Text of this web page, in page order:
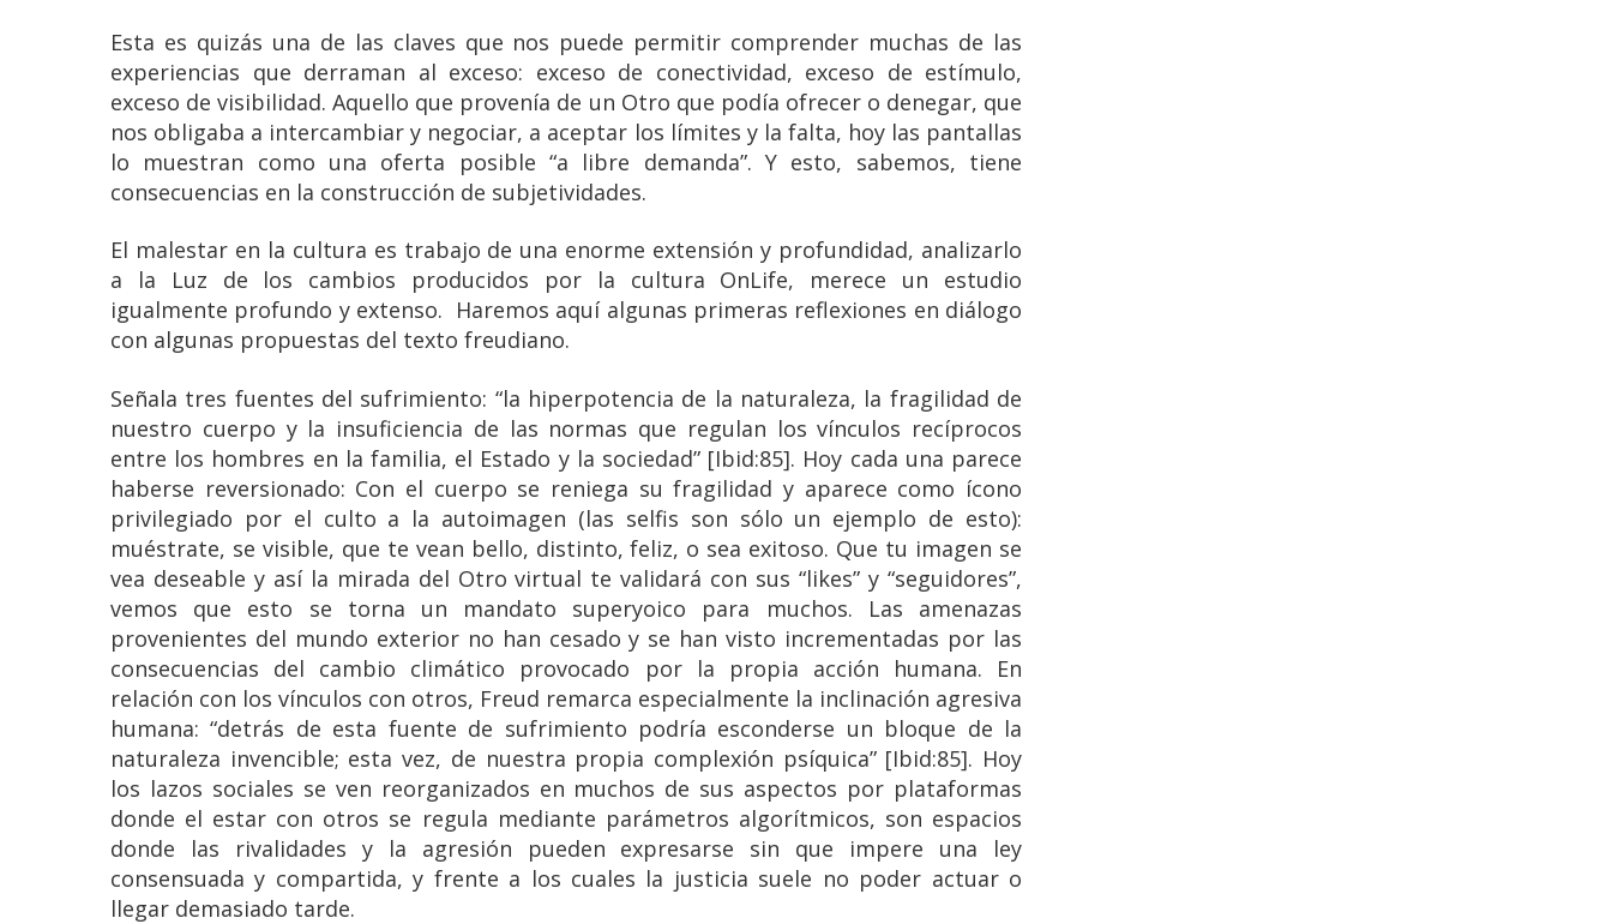
Esta es quizás una de las claves que nos puede permitir comprender muchas de las
experiencias que derraman al exceso: exceso de conectividad, exceso de estímulo,
exceso de visibilidad. Aquello que provenía de un Otro que podía ofrecer o denegar, que
nos obligaba a intercambiar y negociar, a aceptar los límites y la falta, hoy las pantallas
lo muestran como una oferta posible “a libre demanda”. Y esto, sabemos, tiene
consecuencias en la construcción de subjetividades.
El malestar en la cultura es trabajo de una enorme extensión y profundidad, analizarlo
a la Luz de los cambios producidos por la cultura OnLife, merece un estudio
igualmente profundo y extenso. Haremos aquí algunas primeras reflexiones en diálogo
con algunas propuestas del texto freudiano.
Señala tres fuentes del sufrimiento: “la hiperpotencia de la naturaleza, la fragilidad de
nuestro cuerpo y la insuficiencia de las normas que regulan los vínculos recíprocos
entre los hombres en la familia, el Estado y la sociedad” [Ibid:85]. Hoy cada una parece
haberse reversionado: Con el cuerpo se reniega su fragilidad y aparece como ícono
privilegiado por el culto a la autoimagen (las selfis son sólo un ejemplo de esto):
muéstrate, se visible, que te vean bello, distinto, feliz, o sea exitoso. Que tu imagen se
vea deseable y así la mirada del Otro virtual te validará con sus “likes” y “seguidores”,
vemos que esto se torna un mandato superyoico para muchos. Las amenazas
provenientes del mundo exterior no han cesado y se han visto incrementadas por las
consecuencias del cambio climático provocado por la propia acción humana. En
relación con los vínculos con otros, Freud remarca especialmente la inclinación agresiva
humana: “detrás de esta fuente de sufrimiento podría esconderse un bloque de la
naturaleza invencible; esta vez, de nuestra propia complexión psíquica” [Ibid:85]. Hoy
los lazos sociales se ven reorganizados en muchos de sus aspectos por plataformas
donde el estar con otros se regula mediante parámetros algorítmicos, son espacios
donde las rivalidades y la agresión pueden expresarse sin que impere una ley
consensuada y compartida, y frente a los cuales la justicia suele no poder actuar o
llegar demasiado tarde.